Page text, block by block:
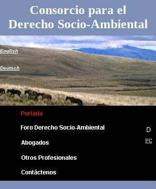
English
Deutsch
PC
Consorcio para el
Derecho Socio-Ambiental
D